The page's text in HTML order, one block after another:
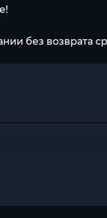
без возврата